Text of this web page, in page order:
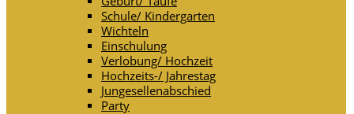
Schule/ Kindergarten
Wichteln
Einschulung
Verlobung/ Hochzeit
Hochzeits-/ Jahrestag
Jungesellenabschied
Party